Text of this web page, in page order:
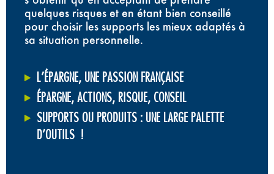
quelques risques et en étant bien conseillé
pour choisir les supports les mieux adaptés à
sa situation personnelle.
L’ÉPARGNE, UNE PASSION FRANÇAISE
ÉPARGNE, ACTIONS, RISQUE, CONSEIL
SUPPORTS OU PRODUITS : UNE LARGE PALETTE
D’OUTILS !